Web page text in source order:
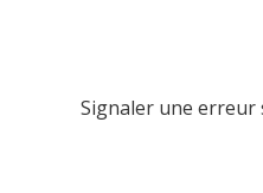
Signaler une erreur